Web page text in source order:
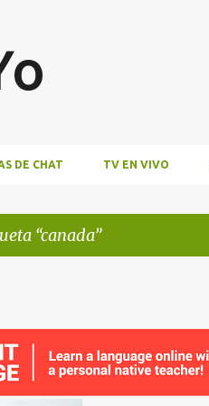
DE CHAT TV EN VIVO
canada